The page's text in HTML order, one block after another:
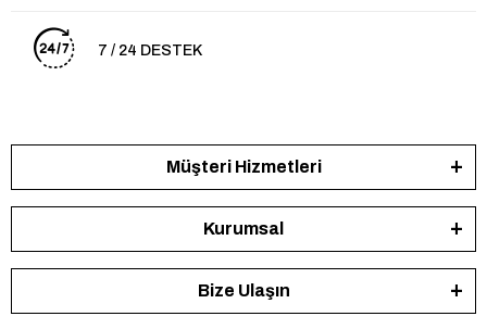
7 / 24 DESTEK
Müşteri Hizmetleri
Kurumsal
Bize Ulaşın